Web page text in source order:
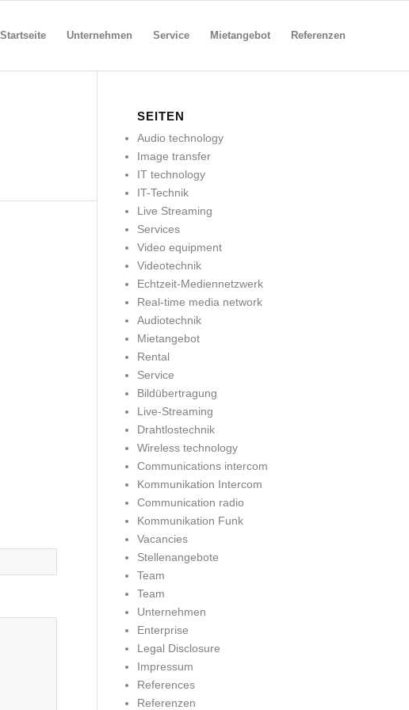
Startseite Unternehmen Service Mietangebot Referenzen
SEITEN
Audio technology
Image transfer
IT technology
IT-Technik
Live Streaming
Services
Video equipment
Videotechnik
Echtzeit-Mediennetzwerk
Real-time media network
Audiotechnik
Mietangebot
Rental
Service
Bildübertragung
Live-Streaming
Drahtlostechnik
Wireless technology
Communications intercom
Kommunikation Intercom
Communication radio
Kommunikation Funk
Vacancies
Stellenangebote
Team
Team
Unternehmen
Enterprise
Legal Disclosure
Impressum
References
Referenzen